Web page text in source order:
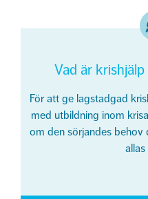
Vad är
För att ge lagstadgad
med utbildning inom
om den sörjandes